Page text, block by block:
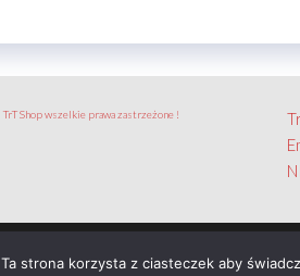
TrT Shop wszelkie prawa zastrzeżone !
Ta strona korzysta z ciasteczek aby